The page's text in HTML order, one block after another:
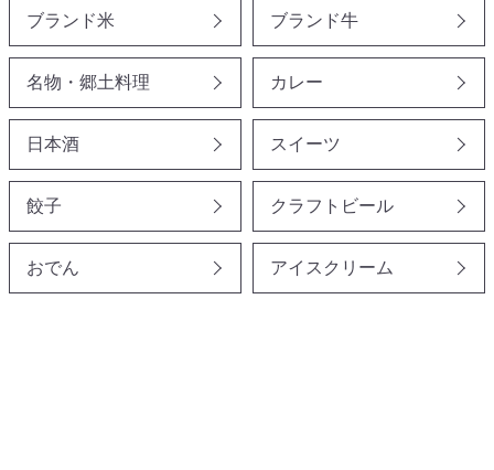
ブランド米 ブランド牛
名物・郷土料理 カレー
日本酒 スイーツ
餃子 クラフトビール
おでん アイスクリーム